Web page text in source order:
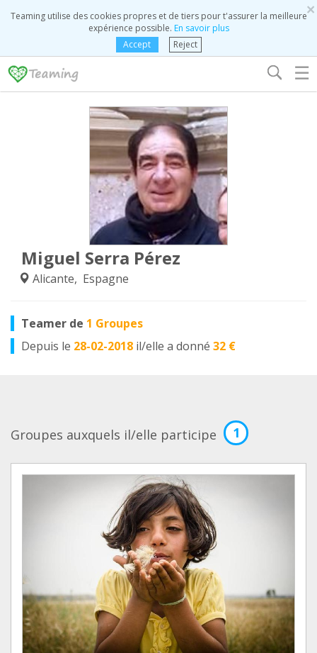
×
Teaming utilise des cookies propres et de tiers pour t'assurer la meilleure
expérience possible. En savoir plus
Accept
Reject
☰
Miguel Serra Pérez
Alicante, Espagne
Teamer de 1 Groupes
Depuis le 28-02-2018 il/elle a donné 32 €
Groupes auxquels il/elle participe 1